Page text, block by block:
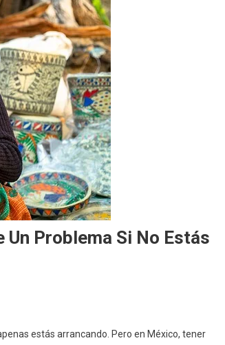
Problema Si No Estás
estás arrancando. Pero en México, tener